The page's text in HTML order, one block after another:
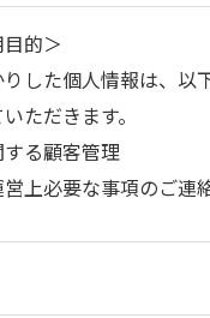
的＞
した個人情報は、以
ただきます。
する顧客管理
営上必要な事項のご連